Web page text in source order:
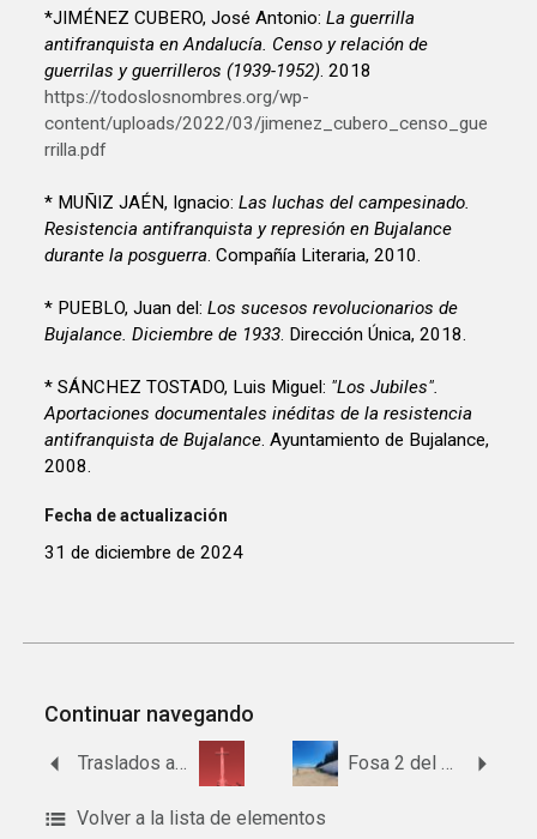
*JIMÉNEZ CUBERO, José Antonio:La guerrilla
antifranquista en Andalucía. Censo y relación de
guerrilas y guerrilleros (1939-1952). 2018
https://todoslosnombres.org/wp-
content/uploads/2022/03/jimenez_cubero_censo_gue
rrilla.pdf
* MUÑIZ JAÉN, Ignacio:Las luchas del campesinado.
Resistencia antifranquista y represión en Bujalance
durante la posguerra. Compañía Literaria, 2010.
* PUEBLO, Juan del:Los sucesos revolucionarios de
Bujalance. Diciembre de 1933. Dirección Única, 2018.
* SÁNCHEZ TOSTADO, Luis Miguel: "Los Jubiles".
Aportaciones documentales inéditas de la resistencia
antifranquista de Bujalance. Ayuntamiento de Bujalance,
2008.
Fecha de actualización
31 de diciembre de 2024
Continuar navegando
Traslados al Valle de Cuelgamuros desde Bélmez Fosa 2 del cementerio civil de Cabra
Volver a la lista de elementos